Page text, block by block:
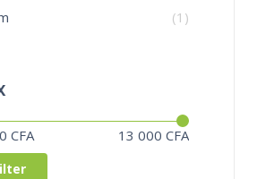
(1)
CFA 13 000 CFA